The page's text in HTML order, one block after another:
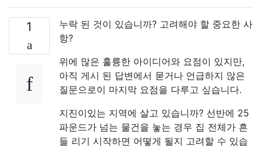
1
누락 된 것이 있습니까? 고려해야 할 중요한 사
항?
위에 많은 훌륭한 아이디어와 요점이 있지만,
아직 게시 된 답변에서 묻거나 언급하지 않은
질문으로이 마지막 요점을 다루고 싶습니다.
지진이있는 지역에 살고 있습니까? 선반에 25
파운드가 넘는 물건을 놓는 경우 집 전체가 흔
들 리기 시작하면 어떻게 될지 고려할 수 있습